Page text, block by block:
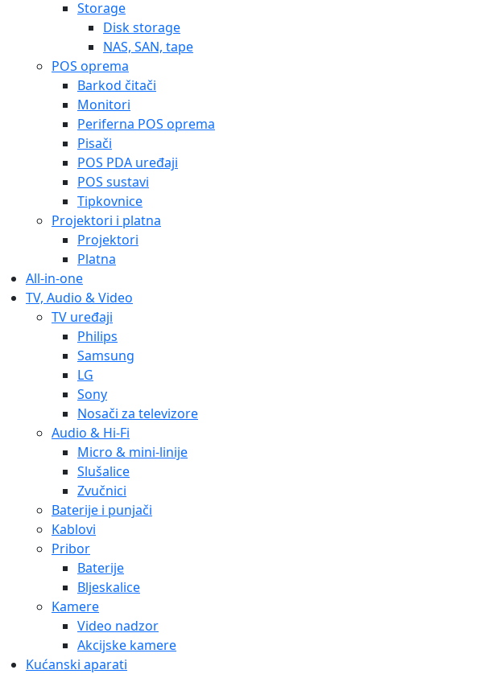
Storage
Disk storage
NAS, SAN, tape
POS oprema
Barkod čitači
Monitori
Periferna POS oprema
Pisači
POS PDA uređaji
POS sustavi
Tipkovnice
Projektori i platna
Projektori
Platna
All-in-one
TV, Audio & Video
TV uređaji
Philips
Samsung
LG
Sony
Nosači za televizore
Audio & Hi-Fi
Micro & mini-linije
Slušalice
Zvučnici
Baterije i punjači
Kablovi
Pribor
Baterije
Bljeskalice
Kamere
Video nadzor
Akcijske kamere
Kućanski aparati